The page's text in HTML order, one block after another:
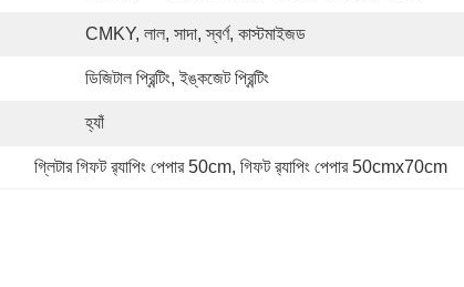
CMKY, লাল, সাদা, স্বর্ণ, কাস্টমাইজড
ডিজিটাল প্রিন্টিং, ইঙ্কজেট প্রিন্টিং
হ্যাঁ
গ্লিটার গিফট র‍্যাপিং পেপার 50cm, গিফট র‍্যাপিং পেপার 50cmx70cm